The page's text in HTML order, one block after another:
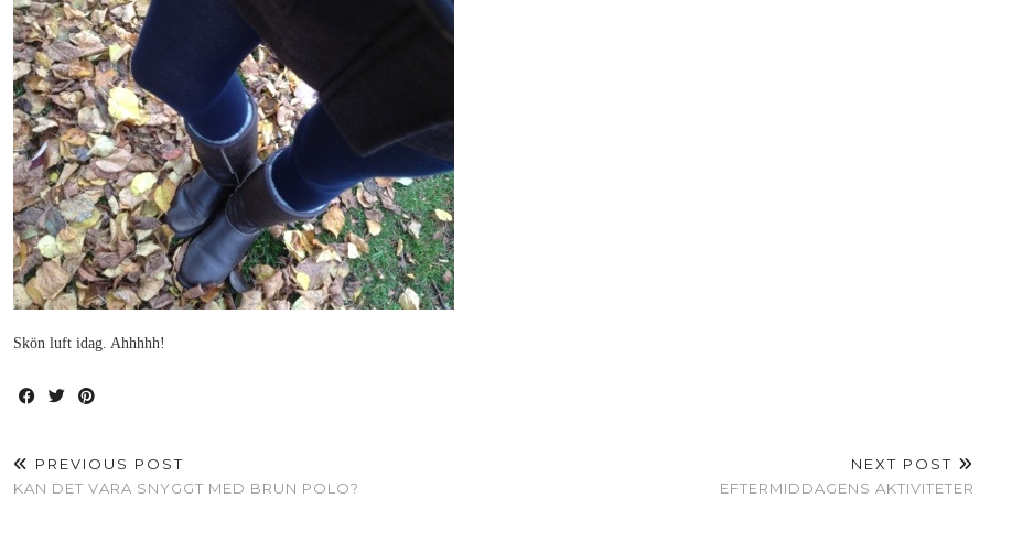
Skön luft idag. Ahhhhh!
PREVIOUS POST
KAN DET VARA SNYGGT MED BRUN POLO?
NEXT POST
EFTERMIDDAGENS AKTIVITETER